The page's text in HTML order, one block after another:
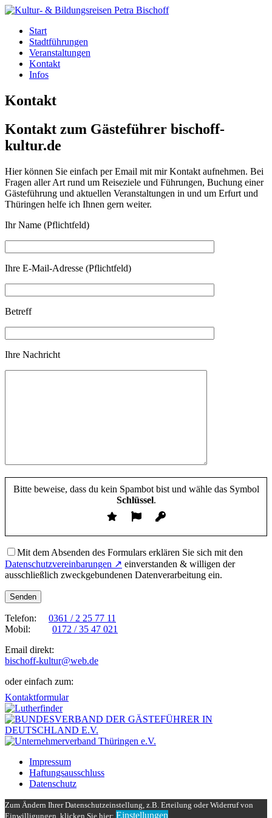
Springe
zum
Inhalt
Start
Stadtführungen
Veranstaltungen
Kontakt
Infos
Kontakt
Kontakt zum Gästeführer bischoff-
kultur.de
Hier können Sie einfach per Email mit mir Kontakt aufnehmen. Bei
Fragen aller Art rund um Reiseziele und Führungen, Buchung einer
Gästeführung und aktuellen Veranstaltungen in und um Erfurt und
Thüringen helfe ich Ihnen gern weiter.
Ihr Name (Pflichtfeld)
Ihre E-Mail-Adresse (Pflichtfeld)
Betreff
Ihre Nachricht
Bitte beweise, dass du kein Spambot bist und wähle das Symbol
Schlüssel.
Mit dem Absenden des Formulars erklären Sie sich mit den
Datenschutzvereinbarungen ↗ einverstanden & willigen der
ausschließlich zweckgebundenen Datenverarbeitung ein.
Telefon: 0361 / 2 25 77 11
Mobil: 0172 / 35 47 021
Email direkt:
bischoff-kultur@web.de
oder einfach zum:
Kontaktformular
Impressum
Haftungsausschluss
Datenschutz
Zum Ändern Ihrer Datenschutzeinstellung, z.B. Erteilung oder Widerruf von
Einwilligungen, klicken Sie hier: Einstellungen